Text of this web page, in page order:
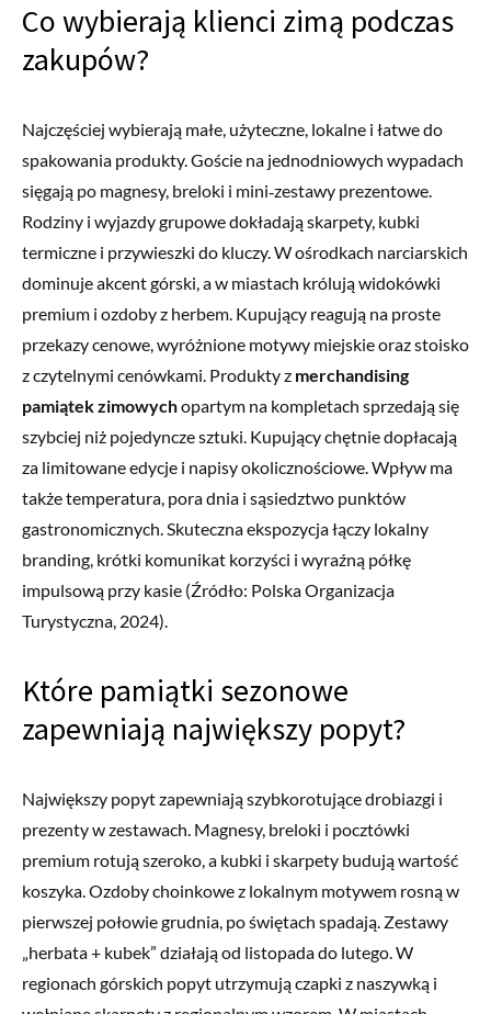
Co wybierają klienci zimą podczas
zakupów?
Najczęściej wybierają małe, użyteczne, lokalne i łatwe do
spakowania produkty. Goście na jednodniowych wypadach
sięgają po magnesy, breloki i mini‑zestawy prezentowe.
Rodziny i wyjazdy grupowe dokładają skarpety, kubki
termiczne i przywieszki do kluczy. W ośrodkach narciarskich
dominuje akcent górski, a w miastach królują widokówki
premium i ozdoby z herbem. Kupujący reagują na proste
przekazy cenowe, wyróżnione motywy miejskie oraz stoisko
z czytelnymi cenówkami. Produkty z merchandising
pamiątek zimowychopartym na kompletach sprzedają się
szybciej niż pojedyncze sztuki. Kupujący chętnie dopłacają
za limitowane edycje i napisy okolicznościowe. Wpływ ma
także temperatura, pora dnia i sąsiedztwo punktów
gastronomicznych. Skuteczna ekspozycja łączy lokalny
branding, krótki komunikat korzyści i wyraźną półkę
impulsową przy kasie (Źródło: Polska Organizacja
Turystyczna, 2024).
Które pamiątki sezonowe
zapewniają największy popyt?
Największy popyt zapewniają szybkorotujące drobiazgi i
prezenty w zestawach. Magnesy, breloki i pocztówki
premium rotują szeroko, a kubki i skarpety budują wartość
koszyka. Ozdoby choinkowe z lokalnym motywem rosną w
pierwszej połowie grudnia, po świętach spadają. Zestawy
„herbata + kubek” działają od listopada do lutego. W
regionach górskich popyt utrzymują czapki z naszywką i